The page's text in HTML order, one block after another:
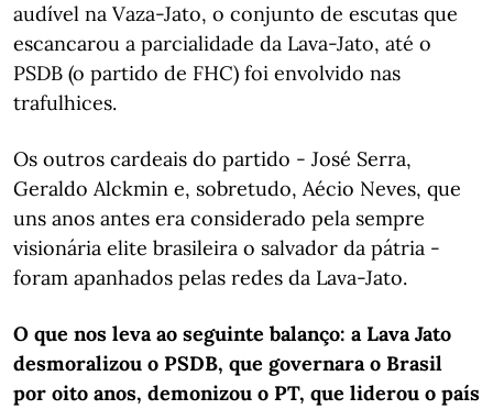
audível na Vaza-Jato, o conjunto de escutas que
escancarou a parcialidade da Lava-Jato, até o
PSDB (o partido de FHC) foi envolvido nas
trafulhices.
Os outros cardeais do partido - José Serra,
Geraldo Alckmin e, sobretudo, Aécio Neves, que
uns anos antes era considerado pela sempre
visionária elite brasileira o salvador da pátria -
foram apanhados pelas redes da Lava-Jato.
O que nos leva ao seguinte balanço: a Lava Jato
desmoralizou o PSDB, que governara o Brasil
por oito anos, demonizou o PT, que liderou o país